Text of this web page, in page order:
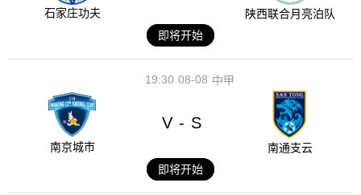
石家庄功夫
陕西联合月亮泊队
即将开始
08-08
19:30 中甲
南京城市
V - S
南通支云
即将开始